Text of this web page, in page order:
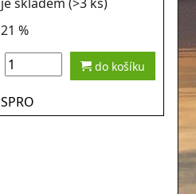
21 %
do košíku
SPRO